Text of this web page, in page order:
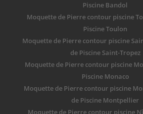
Piscine Bandol
Moquette de Pierre contour piscine
Piscine Toulon
Moquette de Pierre contour piscine
de Piscine Saint-Tropez
Moquette de Pierre contour piscine
Piscine Monaco
Moquette de Pierre contour piscine
de Piscine Montpellier
Moquette de Pierre contour piscine